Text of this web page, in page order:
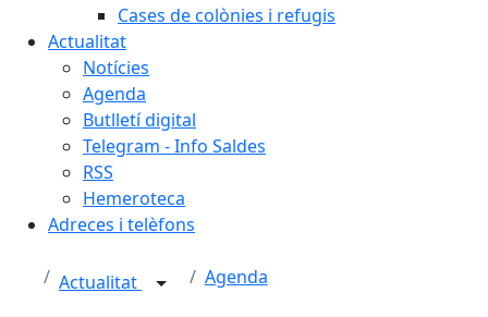
Cases de colònies i refugis
Actualitat
Notícies
Agenda
Butlletí digital
Telegram - Info Saldes
RSS
Hemeroteca
Adreces i telèfons
Actualitat Agenda